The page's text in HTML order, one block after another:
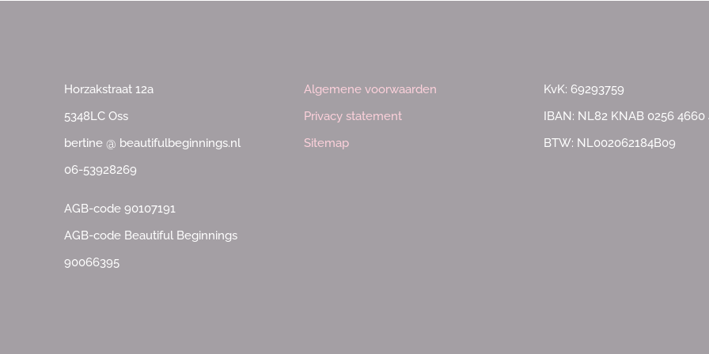
Horzakstraat 12a
5348LC Oss
bertine @ beautifulbeginnings.nl
06-53928269
AGB-code 90107191
AGB-code Beautiful Beginnings
90066395
Algemene voorwaarden
Privacy statement
Sitemap
KvK: 69293759
IBAN: NL82 KNAB 0256 4660
BTW: NL002062184B09